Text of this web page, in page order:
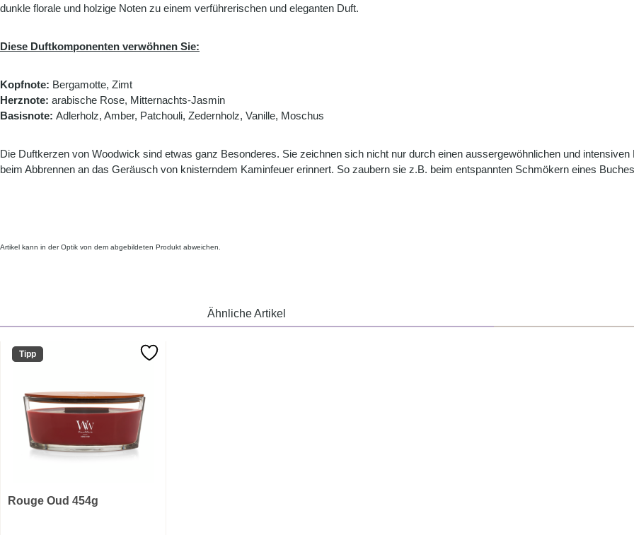
dunkle florale und holzige Noten zu einem verführerischen und eleganten Duft.
Diese Duftkomponenten verwöhnen Sie:
Kopfnote: Bergamotte, Zimt
Herznote: arabische Rose, Mitternachts-Jasmin
Basisnote: Adlerholz, Amber, Patchouli, Zedernholz, Vanille, Moschus
Die Duftkerzen von Woodwick sind etwas ganz Besonderes. Sie zeichnen sich nicht nur durch einen aussergewöhnlichen und
beim Abbrennen an das Geräusch von knisterndem Kaminfeuer erinnert. So zaubern sie z.B. beim entspannten Schmökern eines
Artikel kann in der Optik von dem abgebildeten Produkt abweichen.
Ähnliche Artikel
Tipp
Rouge Oud 454g